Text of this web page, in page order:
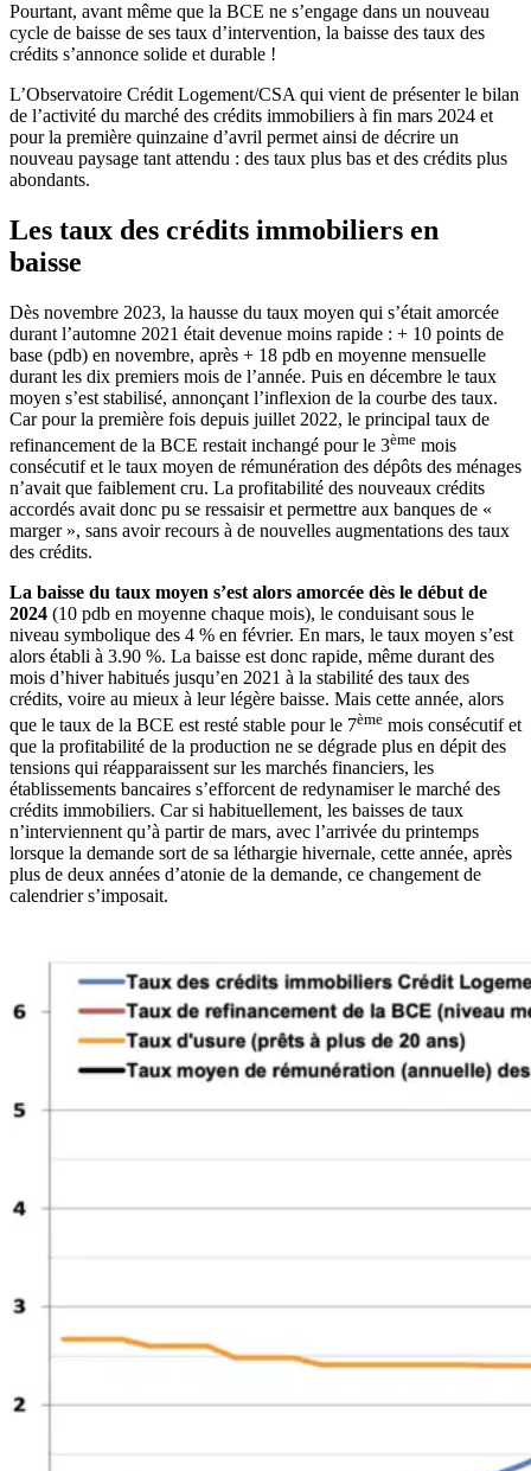
Pourtant, avant même que la BCE ne s’engage dans un nouveau
cycle de baisse de ses taux d’intervention, la baisse des taux des
crédits s’annonce solide et durable !
L’Observatoire Crédit Logement/CSA qui vient de présenter le bilan
de l’activité du marché des crédits immobiliers à fin mars 2024 et
pour la première quinzaine d’avril permet ainsi de décrire un
nouveau paysage tant attendu : des taux plus bas et des crédits plus
abondants.
Les taux des crédits immobiliers en
baisse
Dès novembre 2023, la hausse du taux moyen qui s’était amorcée
durant l’automne 2021 était devenue moins rapide : + 10 points de
base (pdb) en novembre, après + 18 pdb en moyenne mensuelle
durant les dix premiers mois de l’année. Puis en décembre le taux
moyen s’est stabilisé, annonçant l’inflexion de la courbe des taux.
Car pour la première fois depuis juillet 2022, le principal taux de
refinancement de la BCE restait inchangé pour le 3ème mois
consécutif et le taux moyen de rémunération des dépôts des ménages
n’avait que faiblement cru. La profitabilité des nouveaux crédits
accordés avait donc pu se ressaisir et permettre aux banques de «
marger », sans avoir recours à de nouvelles augmentations des taux
des crédits.
La baisse du taux moyen s’est alors amorcée dès le début de
2024 (10 pdb en moyenne chaque mois), le conduisant sous le
niveau symbolique des 4 % en février. En mars, le taux moyen s’est
alors établi à 3.90 %. La baisse est donc rapide, même durant des
mois d’hiver habitués jusqu’en 2021 à la stabilité des taux des
crédits, voire au mieux à leur légère baisse. Mais cette année, alors
que le taux de la BCE est resté stable pour le 7ème mois consécutif et
que la profitabilité de la production ne se dégrade plus en dépit des
tensions qui réapparaissent sur les marchés financiers, les
établissements bancaires s’efforcent de redynamiser le marché des
crédits immobiliers. Car si habituellement, les baisses de taux
n’interviennent qu’à partir de mars, avec l’arrivée du printemps
lorsque la demande sort de sa léthargie hivernale, cette année, après
plus de deux années d’atonie de la demande, ce changement de
calendrier s’imposait.